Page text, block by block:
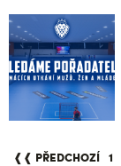
❰❰ PŘEDCHOZÍ 1